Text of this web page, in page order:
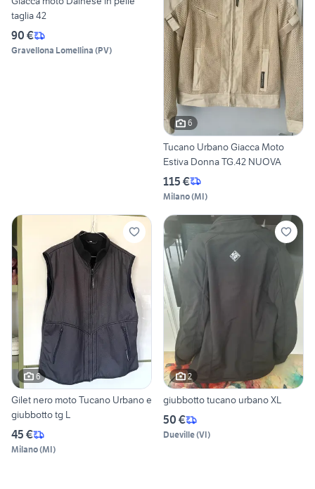
taglia 42
90 €
Gravellona Lomellina (PV)
6
Tucano Urbano Giacca Moto
Estiva Donna TG.42 NUOVA
115 €
Milano(MI)
6
Gilet nero moto Tucano Urbano e
giubbotto tg L
45 €
Milano(MI)
2
giubbotto tucano urbano XL
50 €
Dueville(VI)